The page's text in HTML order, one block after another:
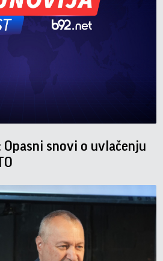
Opasni snovi o uvlačenju